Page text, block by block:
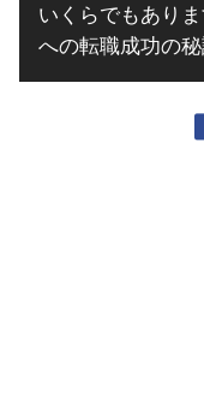
いくらでもあり
への転職成功の秘